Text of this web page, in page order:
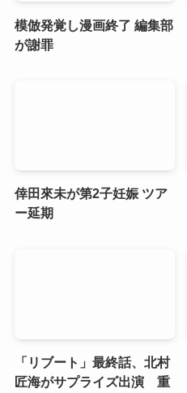
模倣発覚し漫画終了 編集部
が謝罪
倖田來未が第2子妊娠 ツア
ー延期
「リブート」最終話、北村
匠海がサプライズ出演 重